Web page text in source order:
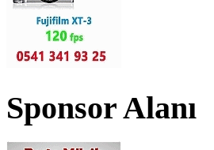
Sponsor Alanı